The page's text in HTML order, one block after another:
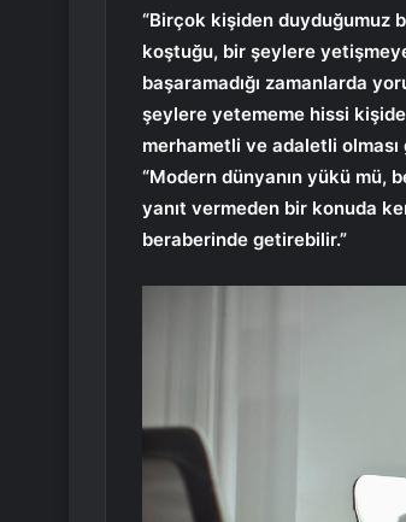
“Birçok kişiden duyduğumuz
koştuğu, bir şeylere
başaramadığı zamanlarda
şeylere yetememe hissi
merhametli ve adaletli
“Modern dünyanın yükü mü,
yanıt vermeden bir konuda
beraberinde getirebilir.”